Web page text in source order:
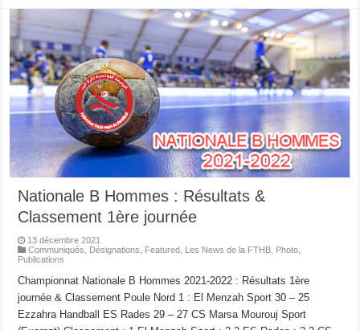
Nationale B Hommes : Résultats &
Classement 1ère journée
13 décembre 2021
Communiqués
Désignations Featured Les News de la FTHB Photo
Publications
Championnat Nationale B Hommes 2021-2022 : Résultats 1ère
journée & Classement Poule Nord 1 : El Menzah Sport 30 – 25
Ezzahra Handball ES Rades 29 – 27 CS Marsa Mourouj Sport